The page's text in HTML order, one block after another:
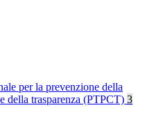
per la prevenzione della
della trasparenza (PTPCT) 3